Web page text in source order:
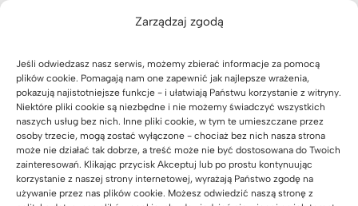
Zarządzaj zgodą
Jeśli odwiedzasz nasz serwis, możemy zbierać informacje za pomocą
plików cookie. Pomagają nam one zapewnić jak najlepsze wrażenia,
pokazują najistotniejsze funkcje - i ułatwiają Państwu korzystanie z witryny.
Niektóre pliki cookie są niezbędne i nie możemy świadczyć wszystkich
naszych usług bez nich. Inne pliki cookie, w tym te umieszczane przez
osoby trzecie, mogą zostać wyłączone - chociaż bez nich nasza strona
może nie działać tak dobrze, a treść może nie być dostosowana do Twoich
zainteresowań. Klikając przycisk Akceptuj lub po prostu kontynuując
korzystanie z naszej strony internetowej, wyrażają Państwo zgodę na
używanie przez nas plików cookie. Możesz odwiedzić naszą stronę z
Dąbek w Opatowie niedaleko
04 sierpnia 2026
Komoda biurowa dla Pana Rafała z
Przyszowic niedaleko Gliwic
03 sierpnia 2026